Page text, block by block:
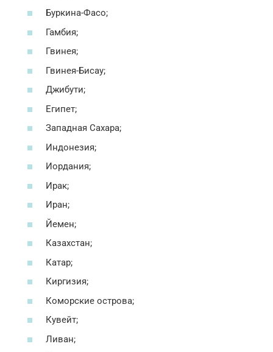
Буркина-Фасо;
Гамбия;
Гвинея;
Гвинея-Бисау;
Джибути;
Египет;
Западная Сахара;
Индонезия;
Иордания;
Ирак;
Иран;
Йемен;
Казахстан;
Катар;
Киргизия;
Коморские острова;
Кувейт;
Ливан;